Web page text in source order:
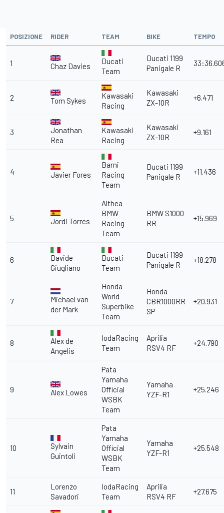
POSIZIONE RIDER TEAM BIKE TEMPO
1 Chaz Davies
Ducati
Team
Ducati 1199
Panigale R
2 Tom Sykes
Kawasaki
Racing
Kawasaki
ZX-10R
+6.471
3
Jonathan
Rea
Kawasaki
Racing
Kawasaki
ZX-10R
+9.161
4 Javier Fores
Barni
Racing
Team
Ducati 1199
Panigale R
+11.436
5 Jordi Torres
Althea
BMW
Racing
Team
BMW S1000
RR
+15.969
6
Davide
Giugliano
Ducati
Team
Ducati 1199
Panigale R
+18.278
7
Michael van
der Mark
Honda
World
Superbike
Team
Honda
CBR1000RR
SP
+20.931
8
Alex de
Angelis
IodaRacing
Team
Aprilia
RSV4 RF
+24.790
9 Alex Lowes
Pata
Yamaha
Official
WSBK
Team
Yamaha
YZF-R1
+25.246
10
Sylvain
Guintoli
Pata
Yamaha
Official
WSBK
Team
Yamaha
YZF-R1
+25.548
11
Lorenzo
Savadori
IodaRacing
Team
Aprilia
RSV4 RF
+27.675